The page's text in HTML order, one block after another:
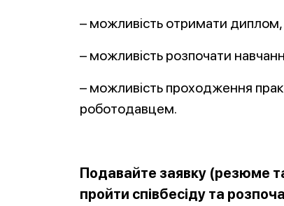
– можливість отримати диплом,
– можливість розпочати
– можливість проходження
роботодавцем.
Подавайте заявку (резюме
пройти співбесіду та